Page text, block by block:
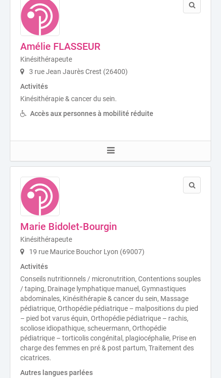
Amélie FLASSEUR
Kinésithérapeute
3 rue Jean Jaurès Crest (26400)
Activités
Kinésithérapie & cancer du sein.
Accès aux personnes à mobilité réduite
Marie Bidolet-Bourgin
Kinésithérapeute
19 rue Maurice Bouchor Lyon (69007)
Activités
Conseils nutritionnels / micronutrition, Contentions souples
/ taping, Drainage lymphatique manuel, Gymnastiques
abdominales, Kinésithérapie & cancer du sein, Massage
pédiatrique, Orthopédie pédiatrique – malpositions du pied
– pied bot varus équin, Orthopédie pédiatrique – rachis,
scoliose idiopathique, scheuermann, Orthopédie
pédiatrique – torticolis congénital, plagiocéphalie, Prise en
charge des femmes en pré & post partum, Traitement des
cicatrices.
Autres langues parlées